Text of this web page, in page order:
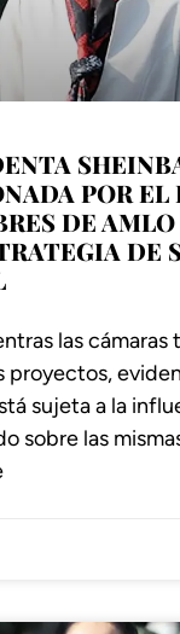
POR EL
DE
DE
las cámaras
proyectos,
sujeta a la
sobre las